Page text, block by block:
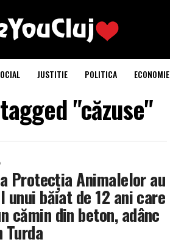
JUSTITIE POLITICA ECONOMIE
"căzuse"
Protecția Animalelor au
băiat de 12 ani care
cămin din beton, adânc